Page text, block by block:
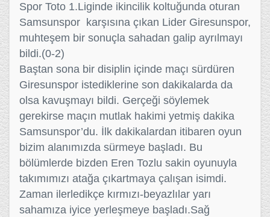
Spor Toto 1.Liginde ikincilik koltuğunda oturan
Samsunspor karşısına çıkan Lider Giresunspor,
muhteşem bir sonuçla sahadan galip ayrılmayı
bildi.(0-2)
Baştan sona bir disiplin içinde maçı sürdüren
Giresunspor istediklerine son dakikalarda da
olsa kavuşmayı bildi. Gerçeği söylemek
gerekirse maçın mutlak hakimi yetmiş dakika
Samsunspor’du. İlk dakikalardan itibaren oyun
bizim alanımızda sürmeye başladı. Bu
bölümlerde bizden Eren Tozlu sakin oyunuyla
takımımızı atağa çıkartmaya çalışan isimdi.
Zaman ilerledikçe kırmızı-beyazlılar yarı
sahamıza iyice yerleşmeye başladı.Sağ